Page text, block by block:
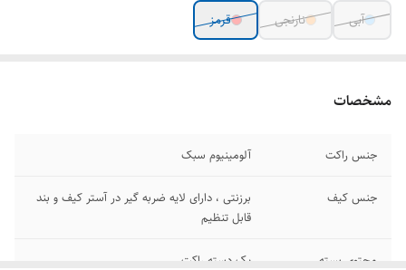
آبی
نارنجی قرمز
مشخصات
جنس راکت آلومینیوم سبک
جنس کیف
برزنتی ، دارای لایه ضربه گیر در آستر کیف و بند
قابل تنظیم
محتوی بسته یک دسته راکت